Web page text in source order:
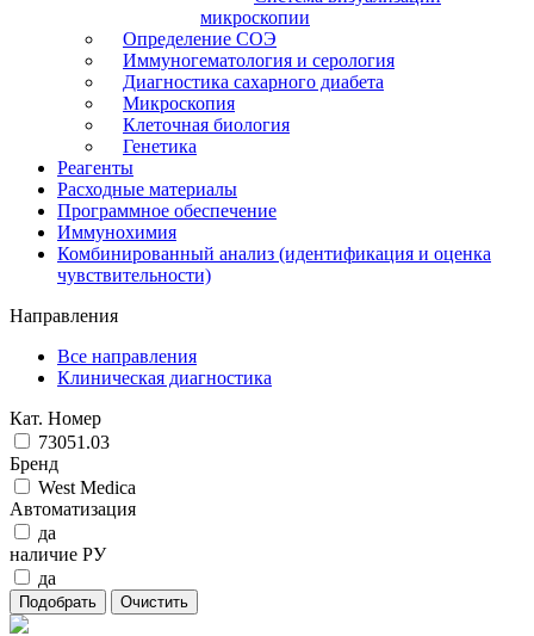
микроскопии
Определение СОЭ
Иммуногематология и серология
Диагностика сахарного диабета
Микроскопия
Клеточная биология
Генетика
Реагенты
Расходные материалы
Программное обеспечение
Иммунохимия
Комбинированный анализ (идентификация и оценка
чувствительности)
Направления
Все направления
Клиническая диагностика
Кат. Номер
73051.03
Бренд
West Medica
Автоматизация
да
наличие РУ
да